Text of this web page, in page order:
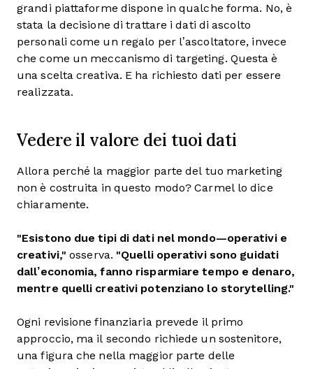
grandi piattaforme dispone in qualche forma. No, è
stata la decisione di trattare i dati di ascolto
personali come un regalo per l’ascoltatore, invece
che come un meccanismo di targeting. Questa è
una scelta creativa. E ha richiesto dati per essere
realizzata.
Vedere il valore dei tuoi dati
Allora perché la maggior parte del tuo marketing
non è costruita in questo modo? Carmel lo dice
chiaramente.
"Esistono due tipi di dati nel mondo—operativi e
creativi," osserva. "Quelli operativi sono guidati
dall’economia, fanno risparmiare tempo e denaro,
mentre quelli creativi potenziano lo storytelling."
Ogni revisione finanziaria prevede il primo
approccio, ma il secondo richiede un sostenitore,
una figura che nella maggior parte delle